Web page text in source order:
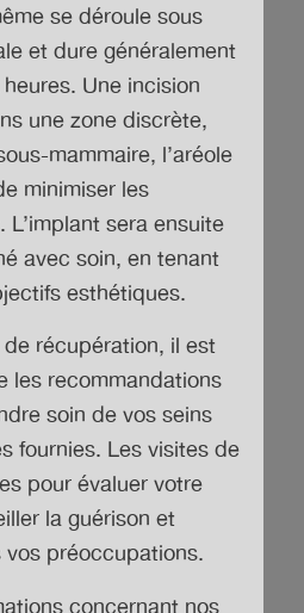
se déroule sous
et dure généralement
Une incision
une zone discrète,
mammaire, l’aréole
minimiser les
sera ensuite
avec soin, en tenant
esthétiques.
récupération, il est
les recommandations
soin de vos seins
fournies. Les visites de
pour évaluer votre
la guérison et
préoccupations.